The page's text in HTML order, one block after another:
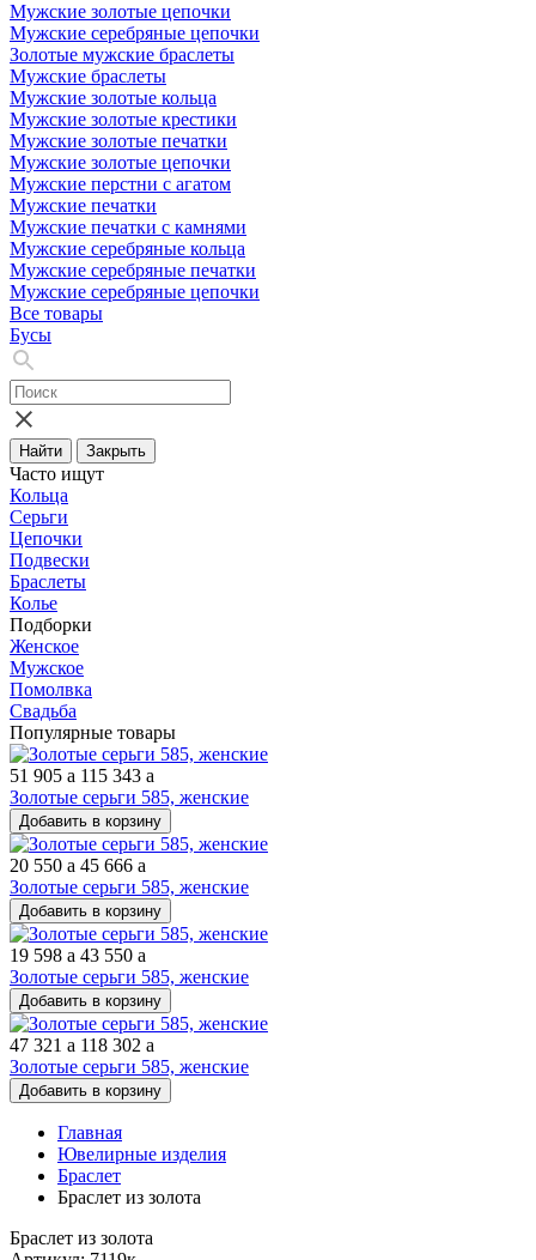
Мужские золотые цепочки
Мужские серебряные цепочки
Золотые мужские браслеты
Мужские браслеты
Мужские золотые кольца
Мужские золотые крестики
Мужские золотые печатки
Мужские золотые цепочки
Мужские перстни с агатом
Мужские печатки
Мужские печатки с камнями
Мужские серебряные кольца
Мужские серебряные печатки
Мужские серебряные цепочки
Все товары
Бусы
Найти Закрыть
Часто ищут
Кольца
Серьги
Цепочки
Подвески
Браслеты
Колье
Подборки
Женское
Мужское
Помолвка
Свадьба
Популярные товары
51 905 a 115 343 a
Золотые серьги 585, женские
Добавить в корзину
20 550 a 45 666 a
Золотые серьги 585, женские
Добавить в корзину
19 598 a 43 550 a
Золотые серьги 585, женские
Добавить в корзину
47 321 a 118 302 a
Золотые серьги 585, женские
Добавить в корзину
Главная
Ювелирные изделия
Браслет
Браслет из золота
Браслет из золота